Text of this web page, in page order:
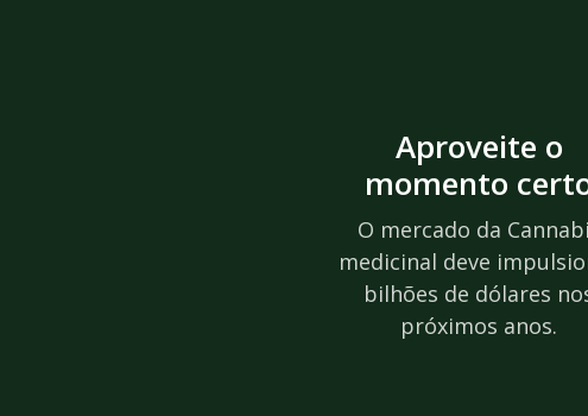
Aproveite o
momento
O mercado da
medicinal deve
bilhões de dólares
próximos anos.